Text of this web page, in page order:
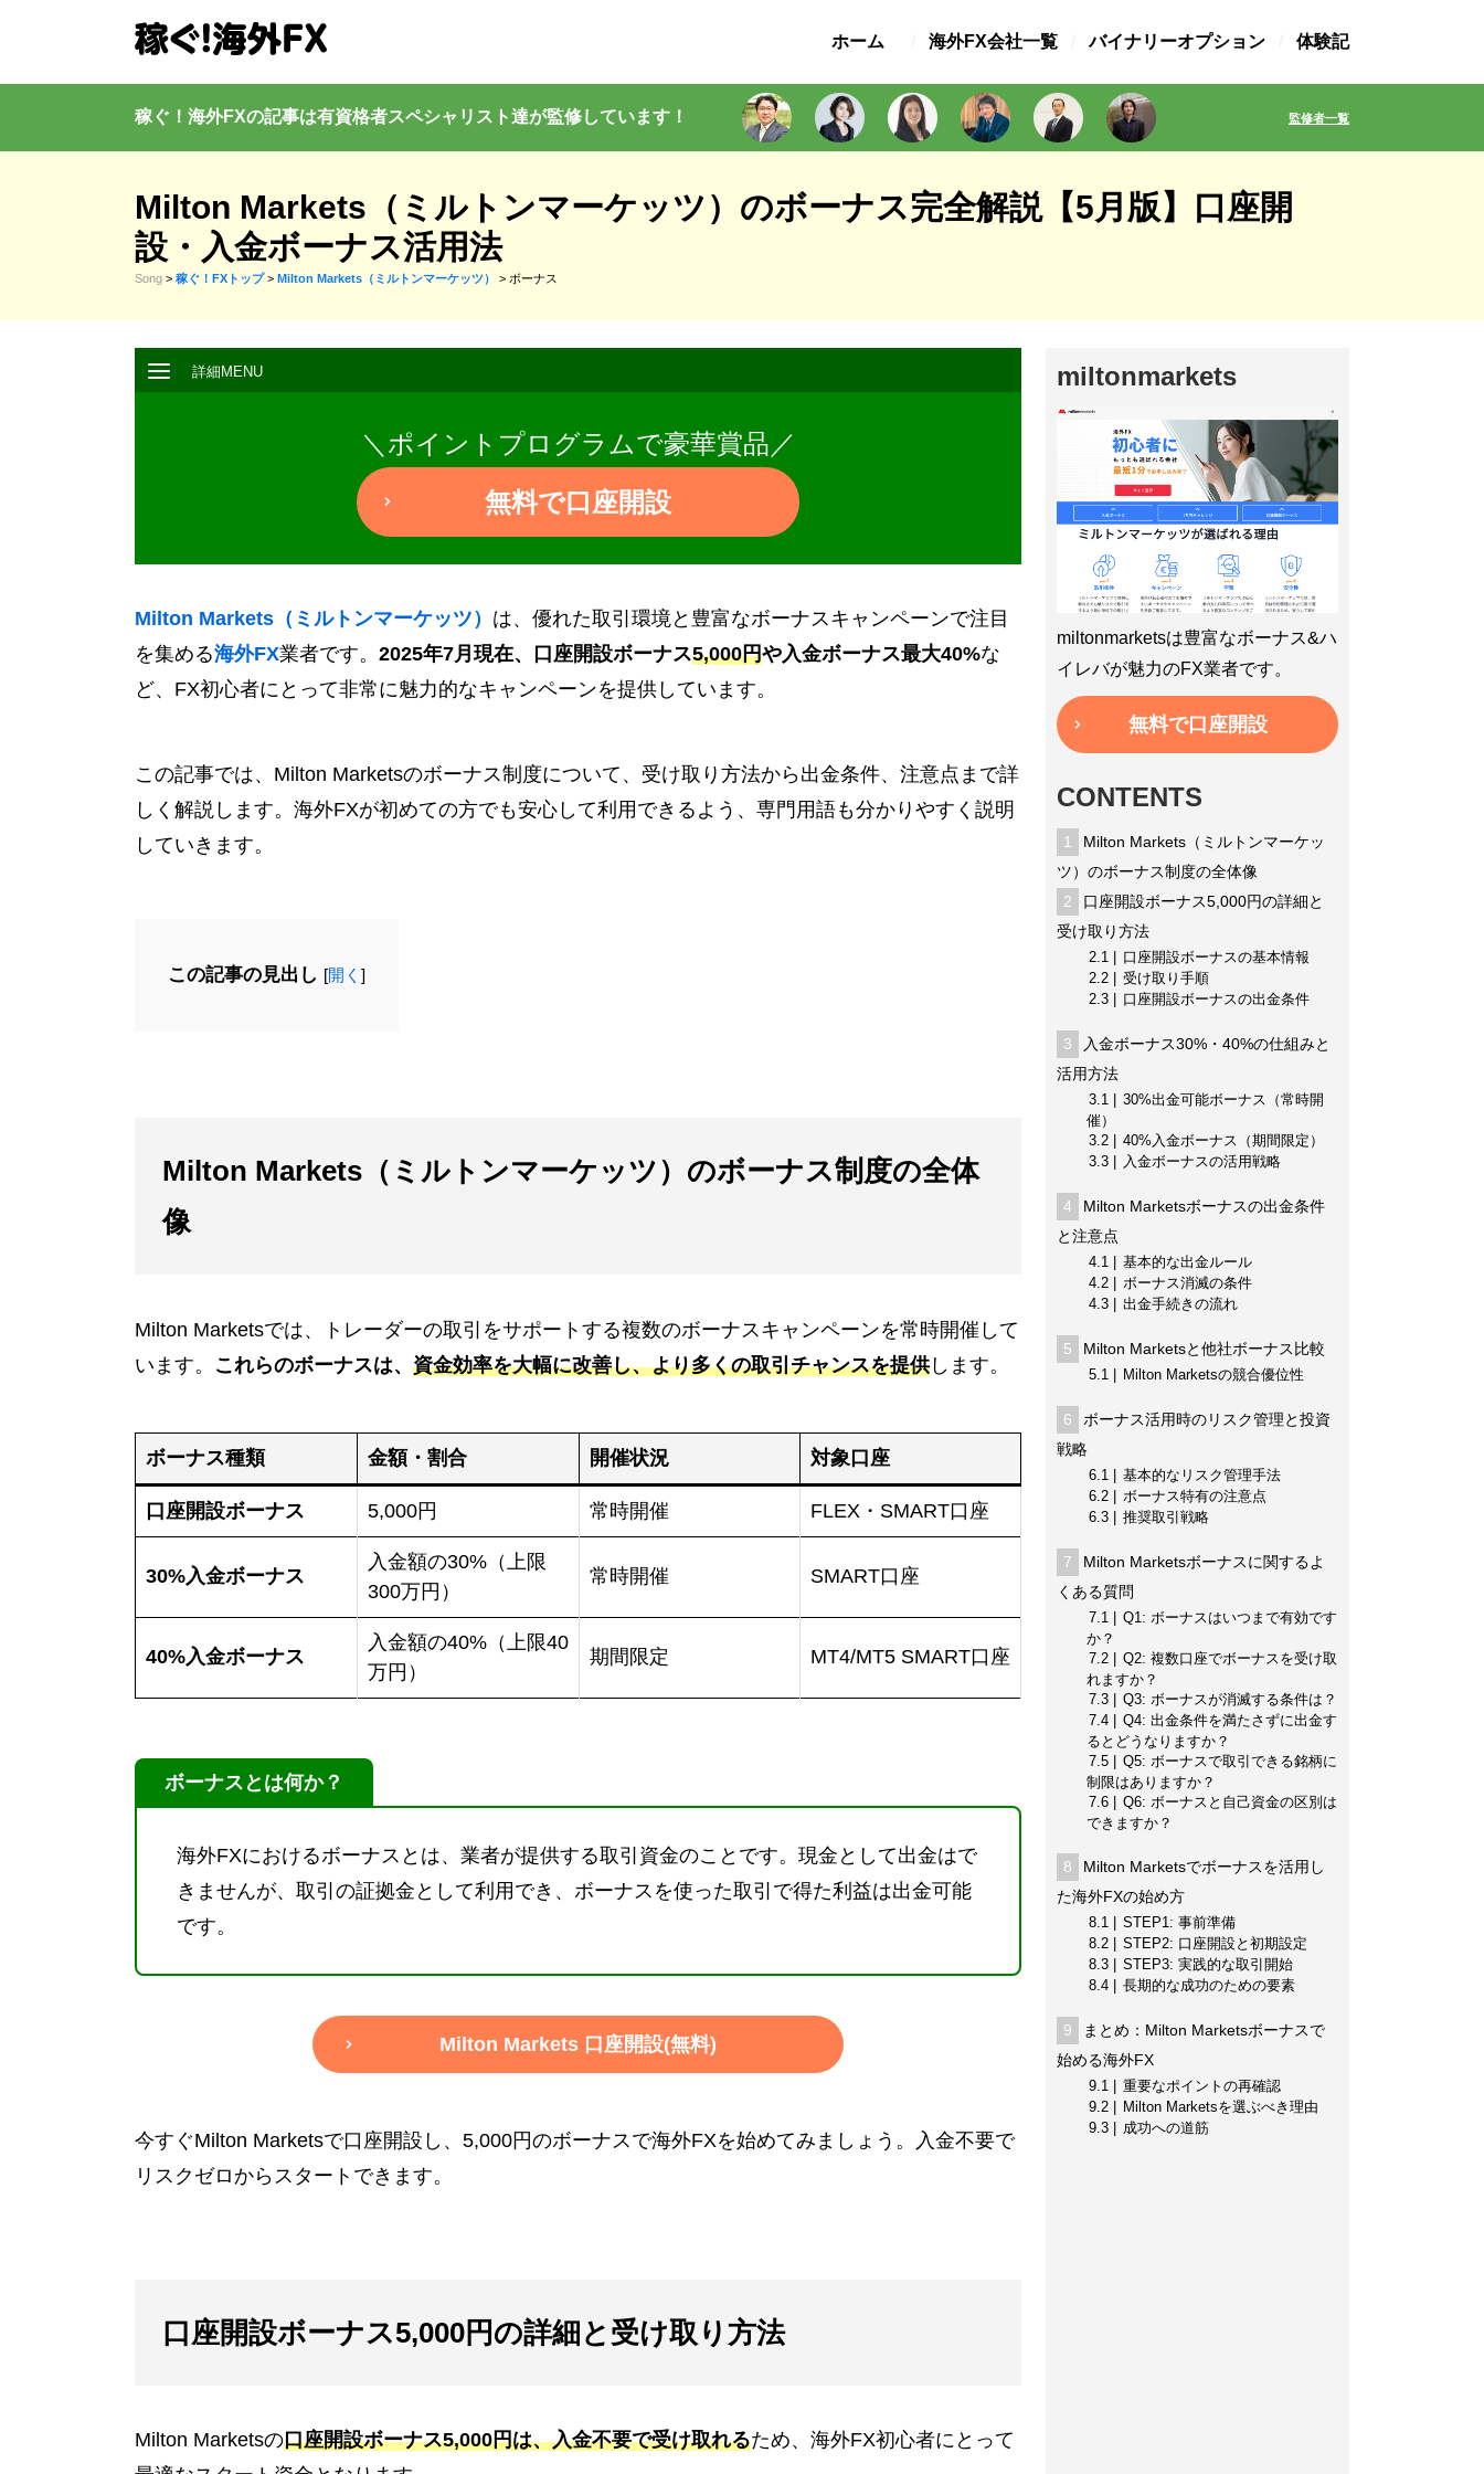
ホーム 海外FX会社一覧 バイナリーオプション 体験記
稼ぐ！海外FXの記事は有資格者スペシャリスト達が監修しています ！ 監修者一覧
Milton Markets（ミルトンマーケッツ）のボーナス完全解説【5月版】口座開
設・入金ボーナス活用法
Song > 稼ぐ！FXトップ> Milton Markets（ミルトンマーケッツ） > ボーナス
＼ポイントプログラムで豪華賞品／
無料で口座開設
Milton Markets（ミルトンマーケッツ） は、優れた取引環境と豊富なボーナスキャンペーンで注目
を集める海外FX業者です。 2025年7月現在、口座開設ボーナス5,000円や入金ボーナス最大40%な
ど、FX初心者にとって非常に魅力的なキャンペーンを提供しています。
この記事では、Milton Marketsのボーナス制度について、受け取り方法から出金条件、注意点まで詳
しく解説します。海外FXが初めての方でも安心して利用できるよう、専門用語も分かりやすく説明
していきます。
この記事の見出し [開く ]
Milton Markets（ミルトンマーケッツ）のボーナス制度の全体
像
Milton Marketsでは、トレーダーの取引をサポートする複数のボーナスキャンペーンを常時開催して
います。 これらのボーナスは、 資金効率を大幅に改善し、より多くの取引チャンスを提供します。
ボーナス種類 金額・割合 開催状況 対象口座
口座開設ボーナス 5,000円 常時開催 FLEX・SMART口座
30%入金ボーナス
入金額の30%（上限
300万円）
常時開催 SMART口座
40%入金ボーナス
入金額の40%（上限40
万円）
期間限定 MT4/MT5 SMART口座
ボーナスとは何か？
海外FXにおけるボーナスとは、業者が提供する取引資金のことです。現金として出金はで
きませんが、取引の証拠金として利用でき、ボーナスを使った取引で得た利益は出金可能
です。
Milton Markets 口座開設(無料)
今すぐMilton Marketsで口座開設し、5,000円のボーナスで海外FXを始めてみましょう。入金不要で
リスクゼロからスタートできます。
口座開設ボーナス5,000円の詳細と受け取り方法
Milton Marketsの口座開設ボーナス5,000円は、入金不要で受け取れるため、海外FX初心者にとって
miltonmarkets
miltonmarketsは豊富なボーナス&ハ
イレバが魅力のFX業者です。
無料で口座開設
CONTENTS
1
Milton Markets（ミルトンマーケッ
ツ）のボーナス制度の全体像
2
口座開設ボーナス5,000円の詳細と
受け取り方法
2.1
口座開設ボーナスの基本情報
2.2
受け取り手順
2.3
口座開設ボーナスの出金条件
3
入金ボーナス30%・40%の仕組みと
活用方法
3.1
30%出金可能ボーナス（常時開
催）
3.2
40%入金ボーナス（期間限定）
3.3
入金ボーナスの活用戦略
4
Milton Marketsボーナスの出金条件
と注意点
4.1
基本的な出金ルール
4.2
ボーナス消滅の条件
4.3
出金手続きの流れ
5 Milton Marketsと他社ボーナス比較
5.1 Milton Marketsの競合優位性
6
ボーナス活用時のリスク管理と投資
戦略
6.1
基本的なリスク管理手法
6.2
ボーナス特有の注意点
6.3
推奨取引戦略
7
Milton Marketsボーナスに関するよ
くある質問
7.1
Q1: ボーナスはいつまで有効です
か？
7.2
Q2: 複数口座でボーナスを受け取
れますか？
7.3
Q3: ボーナスが消滅する条件は？
7.4
Q4: 出金条件を満たさずに出金す
るとどうなりますか？
7.5
Q5: ボーナスで取引できる銘柄に
制限はありますか？
7.6
Q6: ボーナスと自己資金の区別は
できますか？
8
Milton Marketsでボーナスを活用し
た海外FXの始め方
8.1
STEP1: 事前準備
8.2
STEP2: 口座開設と初期設定
8.3
STEP3: 実践的な取引開始
8.4
長期的な成功のための要素
9
まとめ：Milton Marketsボーナスで
始める海外FX
9.1
重要なポイントの再確認
9.2
Milton Marketsを選ぶべき理由
9.3
成功への道筋